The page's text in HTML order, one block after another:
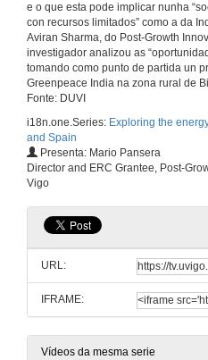
e o que esta pode implicar nunha
con recursos limitados” como a da
Aviran Sharma, do Post-Growth
investigador analizou as
tomando como punto de partida un
Greenpeace India na zona rural de
Fonte: DUVI
i18n.one.Series: Exploring the
and Spain
Presenta: Mario Pansera
Director and ERC Grantee, Post-
Vigo
URL:
IFRAME:
Vídeos da mesma serie